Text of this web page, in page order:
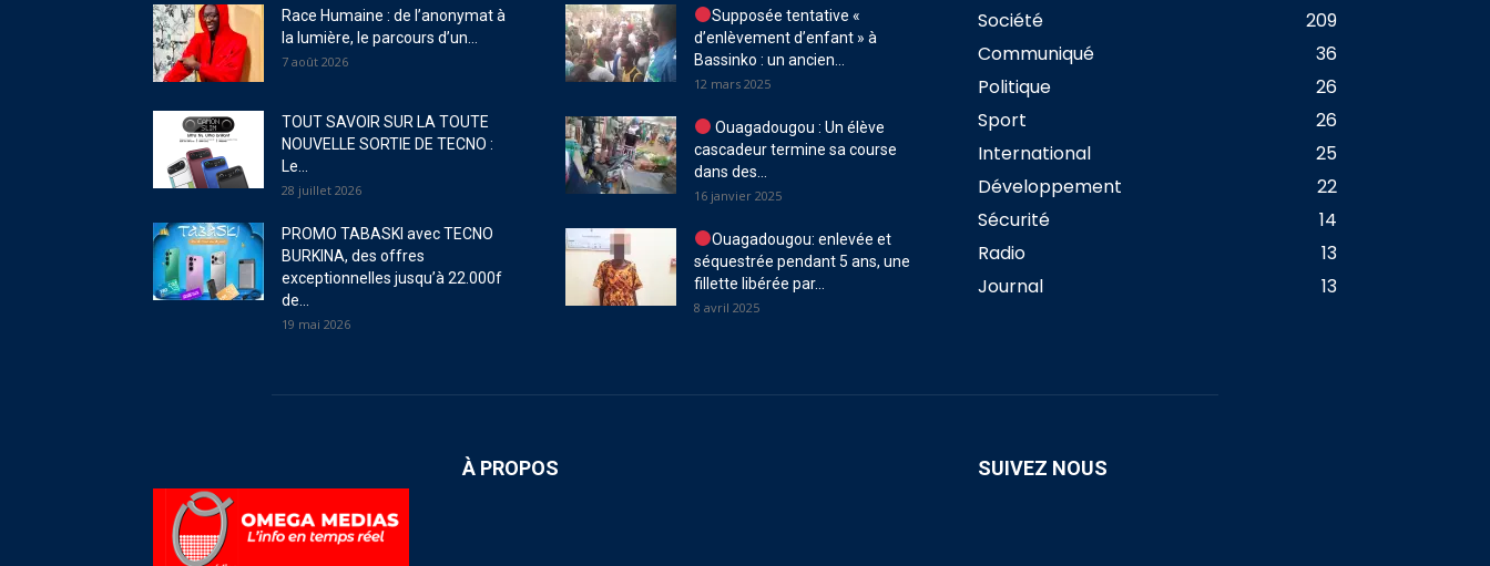
Race Humaine : de l’anonymat à
la lumière, le parcours d’un...
7 août 2026
TOUT SAVOIR SUR LA TOUTE
NOUVELLE SORTIE DE TECNO :
Le...
28 juillet 2026
PROMO TABASKI avec TECNO
BURKINA, des offres
exceptionnelles jusqu’à 22.000f
de...
19 mai 2026
Supposée tentative «
d’enlèvement d’enfant » à
Bassinko : un ancien...
12 mars 2025
Ouagadougou : Un élève
cascadeur termine sa course
dans des...
16 janvier 2025
Ouagadougou: enlevée et
séquestrée pendant 5 ans, une
fillette libérée par...
8 avril 2025
Société
209
Communiqué
36
Politique
26
Sport
26
International
25
Développement
22
Sécurité
14
Radio
13
Journal
13
À PROPOS SUIVEZ NOUS